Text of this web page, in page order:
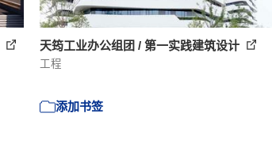
天筠工业办公组团 / 第一实践建筑设计
工程
添加书签